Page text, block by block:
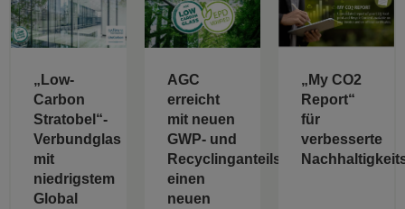
„Low-
Carbon
Stratobel“-
Verbundglas
mit
niedrigstem
Global
AGC
erreicht
mit neuen
GWP- und
Recyclinganteilswerten
einen
neuen
„My CO2
Report“
für
verbesserte